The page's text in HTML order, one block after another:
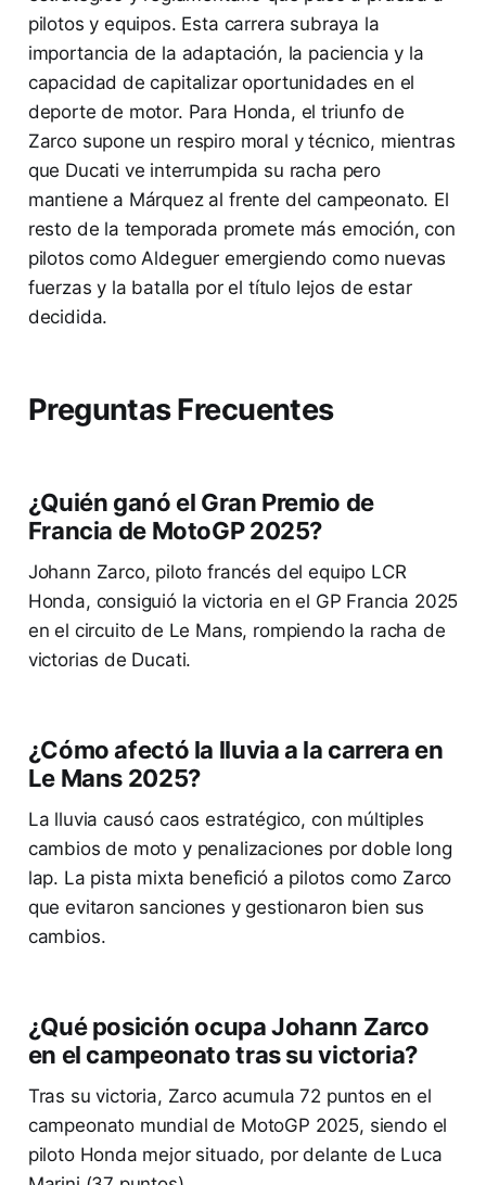
pilotos y equipos. Esta carrera subraya la
importancia de la adaptación, la paciencia y la
capacidad de capitalizar oportunidades en el
deporte de motor. Para Honda, el triunfo de
Zarco supone un respiro moral y técnico, mientras
que Ducati ve interrumpida su racha pero
mantiene a Márquez al frente del campeonato. El
resto de la temporada promete más emoción, con
pilotos como Aldeguer emergiendo como nuevas
fuerzas y la batalla por el título lejos de estar
decidida.
Preguntas Frecuentes
¿Quién ganó el Gran Premio de
Francia de MotoGP 2025?
Johann Zarco, piloto francés del equipo LCR
Honda, consiguió la victoria en el GP Francia 2025
en el circuito de Le Mans, rompiendo la racha de
victorias de Ducati.
¿Cómo afectó la lluvia a la carrera en
Le Mans 2025?
La lluvia causó caos estratégico, con múltiples
cambios de moto y penalizaciones por doble long
lap. La pista mixta benefició a pilotos como Zarco
que evitaron sanciones y gestionaron bien sus
cambios.
¿Qué posición ocupa Johann Zarco
en el campeonato tras su victoria?
Tras su victoria, Zarco acumula 72 puntos en el
campeonato mundial de MotoGP 2025, siendo el
piloto Honda mejor situado, por delante de Luca